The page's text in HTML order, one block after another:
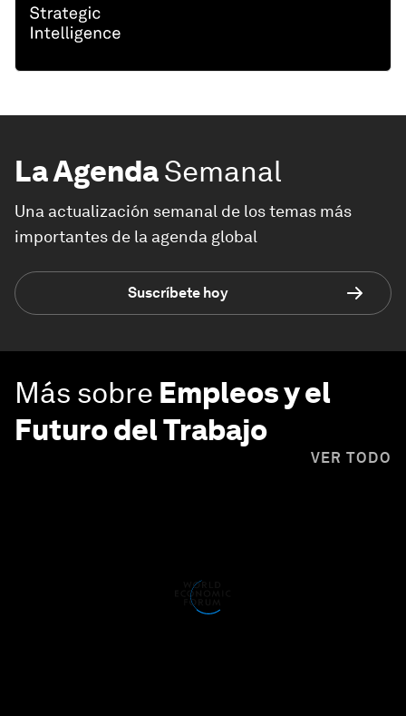
La AgendaSemanal
Una actualización semanal de los temas más
importantes de la agenda global
Suscríbete hoy
Más sobre Empleos y el
Futuro del Trabajo
VER TODO